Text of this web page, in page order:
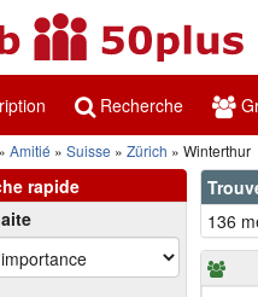
Recherche
Amitié Suisse Zürich Winterthur
rapide
136